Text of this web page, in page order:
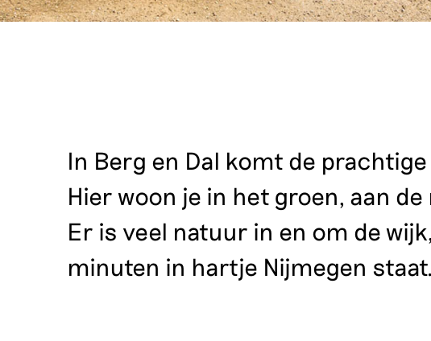
In Berg en Dal komt de
Hier woon je in het groen, aan
Er is veel natuur in en om de
minuten in hartje Nijmegen staat.